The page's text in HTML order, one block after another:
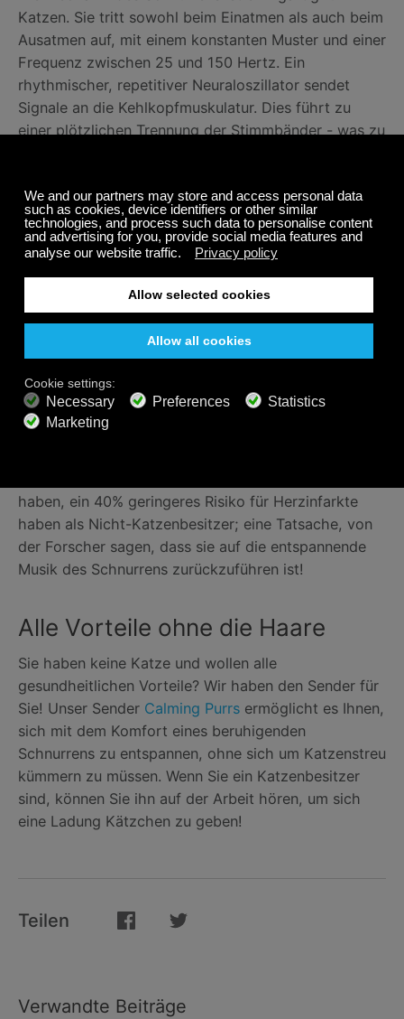
Katzen. Sie tritt sowohl beim Einatmen als auch beim
Ausatmen auf, mit einem konstanten Muster und einer
Frequenz zwischen 25 und 150 Hertz. Ein
rhythmischer, repetitiver Neuraloszillator sendet
Signale an die Kehlkopfmuskulatur. Dies führt zu
einer plötzlichen Trennung der Stimmbänder - was zu
Forschungenvon Dr. Clinton Rubin haben gezeigt,
dass die Frequenz, mit der Katzen schnurren (etwa
25 Hz), bei der Heilung helfen und die
Knochendichte erhöhen kann. Diese Forschung
könnte den Weg für nicht-invasive Behandlungen
ebnen, um einer Vielzahl von Krankheiten und
Symptomen zu helfen, wie z.B. Astronauten dabei zu
helfen, die Knochendichte im Weltraum
Knochenbrüchen oder -brüchen zu beschleunigen.
Außerdem kann es hilfreich sein, eine Katze zu Hause
haben, ein 40% geringeres Risiko für Herzinfarkte
haben als Nicht-Katzenbesitzer; eine Tatsache, von
der Forscher sagen, dass sie auf die entspannende
Musik des Schnurrens zurückzuführen ist!
Alle Vorteile ohne die Haare
Sie haben keine Katze und wollen alle
gesundheitlichen Vorteile? Wir haben den Sender für
Sie! Unser Sender Calming Purrs ermöglicht es Ihnen,
sich mit dem Komfort eines beruhigenden
Schnurrens zu entspannen, ohne sich um Katzenstreu
kümmern zu müssen. Wenn Sie ein Katzenbesitzer
sind, können Sie ihn auf der Arbeit hören, um sich
eine Ladung Kätzchen zu geben!
Teilen
Verwandte Beiträge